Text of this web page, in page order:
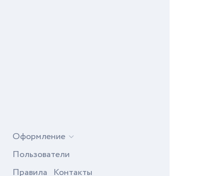
Оформление
Пользователи
Правила Контакты